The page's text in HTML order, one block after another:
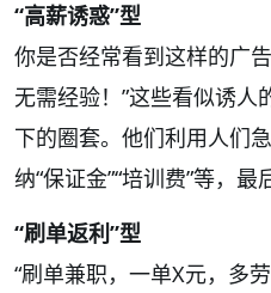
“高薪诱惑”型
你是否经常看到这样的广
无需经验！”这些看似诱人
下的圈套。他们利用人们
纳“保证金”“培训费”等，最
“刷单返利”型
“刷单兼职，一单X元，多